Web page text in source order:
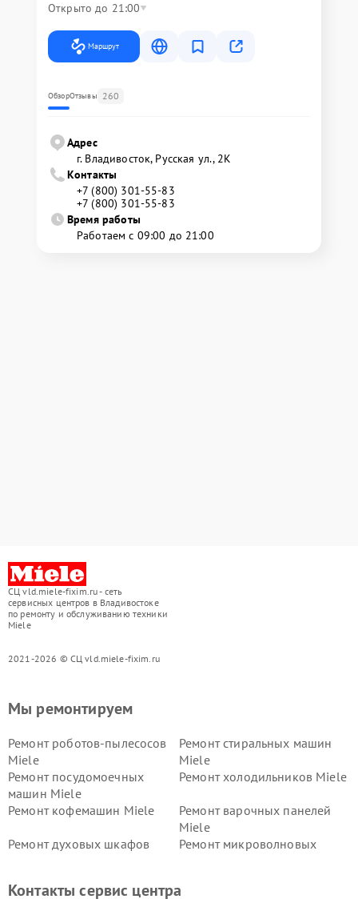
Открыто до 21:00
Маршрут
ОбзорОтзывы 260
Адрес
г. Владивосток, Русская ул., 2К
Контакты
+7 (800) 301-55-83
+7 (800) 301-55-83
Время работы
Работаем с 09:00 до 21:00
СЦ vld.miele-fixim.ru - сеть
сервисных центров в Владивостоке
по ремонту и обслуживанию техники
Miele
2021-2026 © СЦ vld.miele-fixim.ru
Мы ремонтируем
Ремонт роботов-пылесосов
Miele
Ремонт стиральных машин
Miele
Ремонт посудомоечных
машин Miele
Ремонт холодильников Miele
Ремонт кофемашин Miele
Ремонт варочных панелей
Miele
Ремонт духовых шкафов
Ремонт микроволновых
Miele
Контакты сервис центра